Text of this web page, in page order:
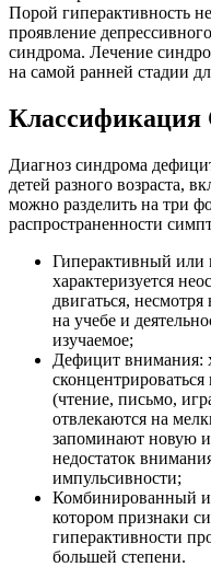
Порой гиперактивность
проявление
синдрома. Лечение
на самой ранней стадии
Диагноз синдрома
детей разного возраста,
можно разделить на три
распространенности
Гиперактивный или
характеризуется
двигаться,
на учебе и
изучаемое;
Дефицит внимания:
(чтение, письмо,
отвлекаются на
запоминают новую
недостаток
импульсивности;
Комбинированный
котором признаки
гиперактивности
большей степени.